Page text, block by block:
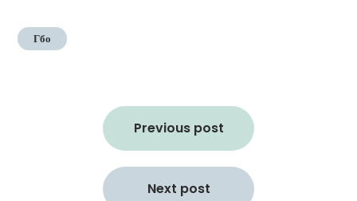
Гбо
Previous post
Next post